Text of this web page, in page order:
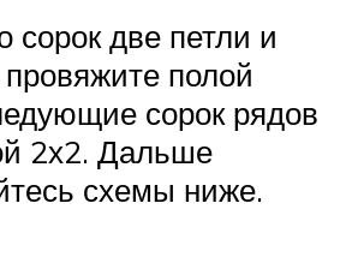
сорок две петли и
полой
сорок рядов
2х2. Дальше
схемы ниже.